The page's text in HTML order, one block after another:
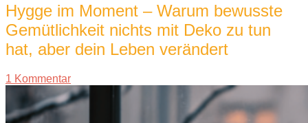
Hygge im Moment – Warum bewusste
Gemütlichkeit nichts mit Deko zu tun
hat, aber dein Leben verändert
1 Kommentar